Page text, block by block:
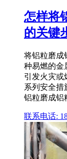
怎样将
的关键
将铝粒磨成
种易燃的金
引发火灾或
系列安全措
铝粒磨成铝
联系电话: